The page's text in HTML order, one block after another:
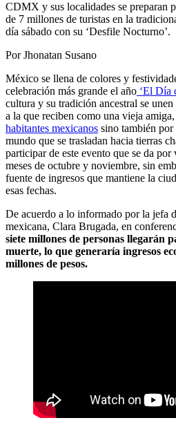
CDMX y sus localidades se preparan
de 7 millones de turistas en la
día sábado con su ‘Desfile Nocturno’.
Por Jhonatan Susano
México se llena de colores y
celebración más grande el año ‘El Día
cultura y su tradición ancestral se
a la que reciben como una vieja
habitantes mexicanos sino también por
mundo que se trasladan hacia tierras
participar de este evento que se da
meses de octubre y noviembre, sin
fuente de ingresos que mantiene la
esas fechas.
De acuerdo a lo informado por la jefa
mexicana, Clara Brugada, en
siete millones de personas llegarán
muerte, lo que generaría ingresos
millones de pesos.